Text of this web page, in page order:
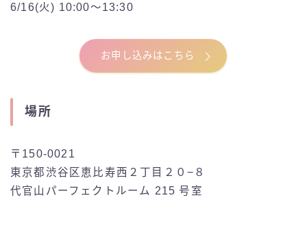
6/16(火) 10:00〜13:30
お申し込みはこちら
場所
〒150-0021
東京都渋谷区恵比寿西２丁目２０−８
代官山パーフェクトルーム 215 号室